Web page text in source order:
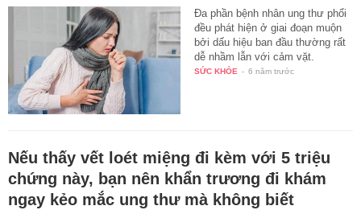
Đa phần bệnh nhân ung thư phổi
đều phát hiện ở giai đoạn muộn
bởi dấu hiệu ban đầu thường rất
dễ nhầm lẫn với cảm vặt.
SỨC KHỎE - 6 năm trước
Nếu thấy vết loét miệng đi kèm với 5 triệu
chứng này, bạn nên khẩn trương đi khám
ngay kẻo mắc ung thư mà không biết